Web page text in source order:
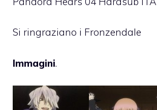
Si ringraziano i Fronzendale
Immagini.